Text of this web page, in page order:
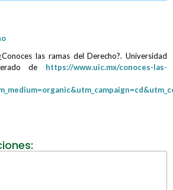
las ramas del Derecho?. Universidad
de https://www.uic.mx/conoces-las-